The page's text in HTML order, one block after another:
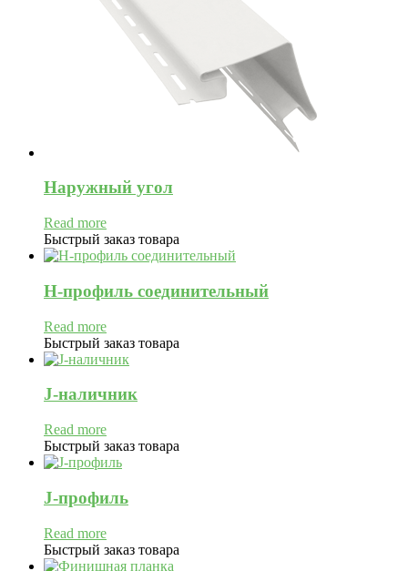
Наружный угол
Read more
Быстрый заказ товара
H-профиль соединительный
Read more
Быстрый заказ товара
J-наличник
Read more
Быстрый заказ товара
J-профиль
Read more
Быстрый заказ товара